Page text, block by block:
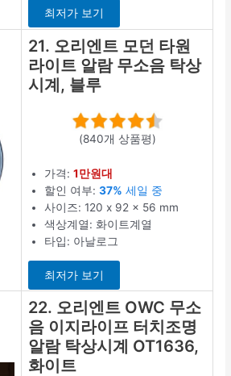
최저가 보기
21. 오리엔트 모던 타원
라이트 알람 무소음 탁상
시계, 블루
(840개 상품평)
가격:1만원대
할인 여부:37% 세일 중
사이즈: 120 x 92 x 56 mm
색상계열: 화이트계열
타입: 아날로그
최저가 보기
22. 오리엔트 OWC 무소
음 이지라이프 터치조명
알람 탁상시계 OT1636,
화이트